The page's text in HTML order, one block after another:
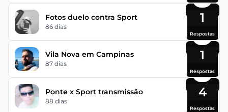
Fotos duelo contra Sport
86 dias
1
Respostas
Vila Nova em Campinas
87 dias
1
Respostas
Ponte x Sport transmissão
88 dias
4
Respostas